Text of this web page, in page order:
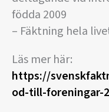
födda 2009
– Fäktning hela
Läs mer här:
https://
od-till-foreningar-